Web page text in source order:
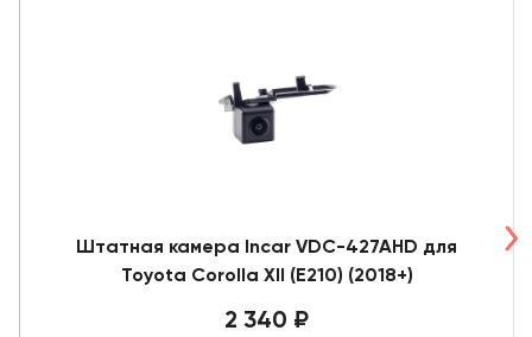
Штатная камера Incar VDC-427AHD для
Toyota Corolla XII (E210) (2018+)
2 340 ₽